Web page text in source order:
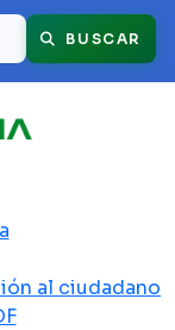
BUSCAR
al ciudadano